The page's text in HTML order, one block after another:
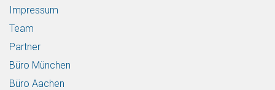
Impressum
Team
Partner
Büro München
Büro Aachen